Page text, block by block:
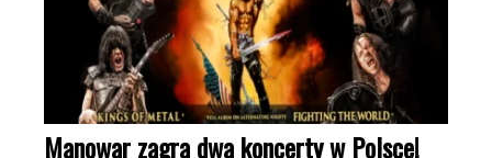
Manowar zagra dwa koncerty w Polsce!